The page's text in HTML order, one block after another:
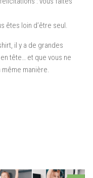
êtes loin d’être seul.
il y a de grandes
tête… et que vous ne
manière.